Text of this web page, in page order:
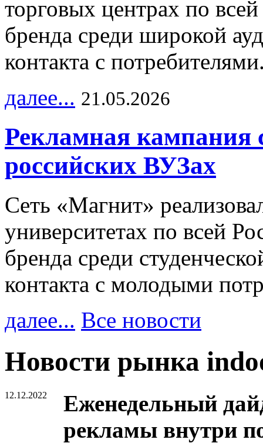
торговых центрах по
бренда среди широкой
контакта с
далее... 21.05.2026
Рекламная кампания
российских ВУЗах
Сеть «Магнит»
университетах по всей
бренда среди
контакта с молодыми
далее... Все новости
Новости рынка
12.12.2022
Еженедельный
рекламы внутри